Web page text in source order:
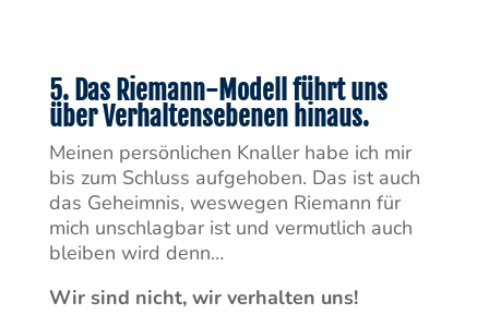
5. Das Riemann-Modell führt uns
über Verhaltensebenen hinaus.
Meinen persönlichen Knaller habe ich mir
bis zum Schluss aufgehoben. Das ist auch
das Geheimnis, weswegen Riemann für
mich unschlagbar ist und vermutlich auch
bleiben wird denn…
Wir sind nicht, wir verhalten uns!